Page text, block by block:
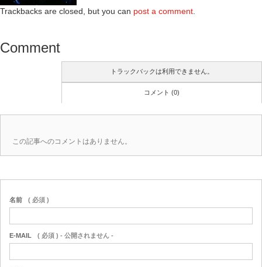
Trackbacks are closed, but you can post a comment
Comment
トラックバックは利用できません。
コメント (0)
この記事へのコメントはありません。
名前 ( 必須 )
E-MAIL ( 必須 ) - 公開されません -